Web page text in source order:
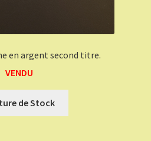
en argent second titre.
VENDU
de Stock